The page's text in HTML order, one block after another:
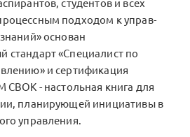
студентов и всех
подходом к управ-
основан
стандарт «Специалист по
и сертификация
СВОК - настольная книга для
планирующей инициативы в
управления.